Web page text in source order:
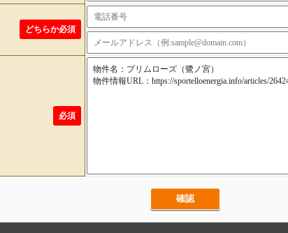
どちらか必須
必須
確認